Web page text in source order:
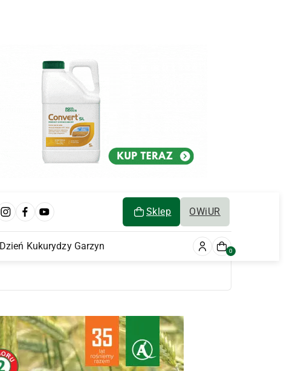
Sklep OWiUR
Dzień Kukurydzy Garzyn 0